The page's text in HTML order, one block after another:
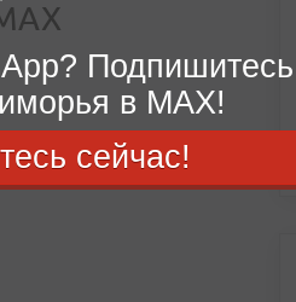
в MAX!
сейчас!